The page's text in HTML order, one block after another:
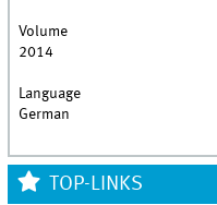
Volume
2014
Language
German
TOP-LINKS